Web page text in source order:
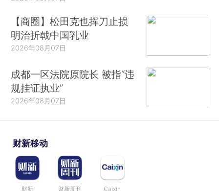
【商圈】松田克也挥刀止损
明治折戟中国乳业
2026年08月07日
成都一区法院原院长 被指“违
规挂证执业”
2026年08月07日
财新移动
财新 财新周刊 Caixin